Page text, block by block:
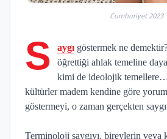
Cumhuriyet 2023
S aygıgöstermek ne
öğrettiği ahlak temeline
kimi de ideolojik
kültürler madem kendine göre
göstermeyi, o zaman gerçekten
Terminoloji saygıyı, bireylerin veya